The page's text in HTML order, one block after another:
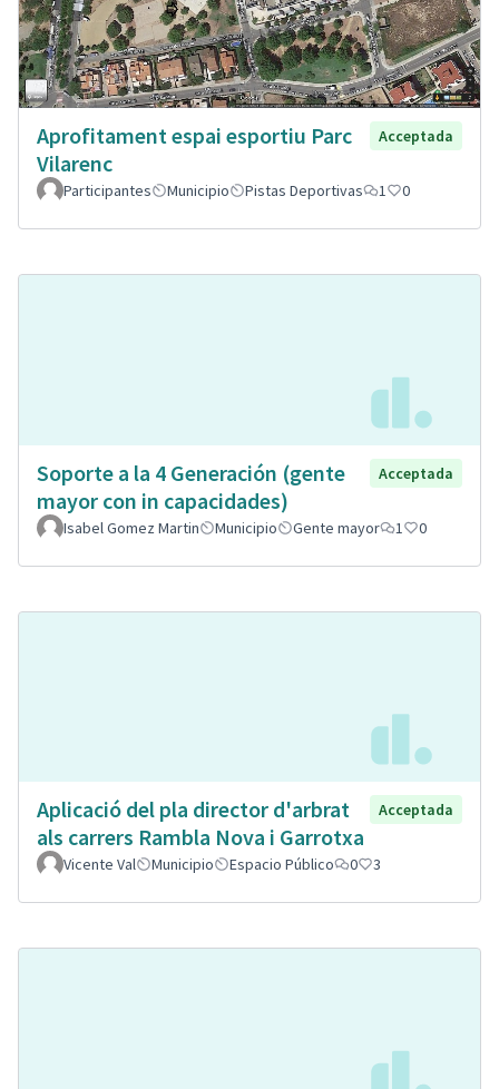
Aprofitament espai esportiu Parc
Vilarenc
Acceptada
Participantes Municipio Pistas Deportivas 1 0
Soporte a la 4 Generación (gente
mayor con in capacidades)
Acceptada
Isabel Gomez Martin Municipio Gente mayor 1 0
Aplicació del pla director d'arbrat
als carrers Rambla Nova i Garrotxa
Acceptada
Vicente Val Municipio Espacio Público 0 3